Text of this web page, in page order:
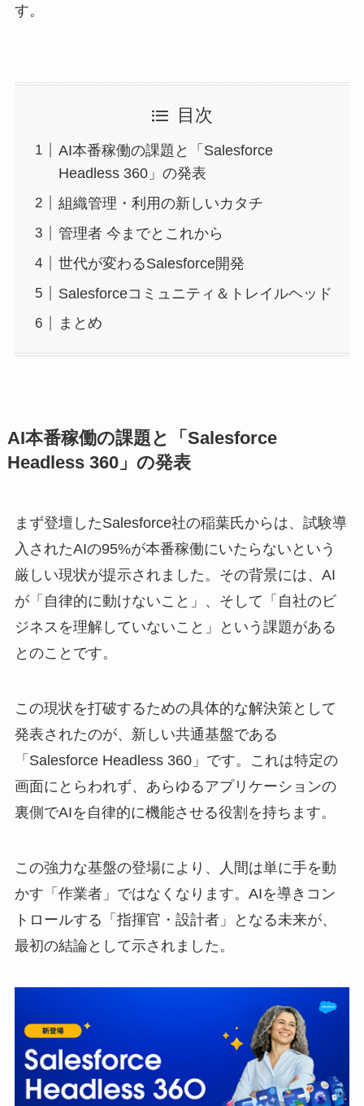
す。
目次
AI本番稼働の課題と「Salesforce
Headless 360」の発表
組織管理・利用の新しいカタチ
管理者 今までとこれから
世代が変わるSalesforce開発
Salesforceコミュニティ＆トレイルヘッド
まとめ
AI本番稼働の課題と「Salesforce
Headless 360」の発表
まず登壇したSalesforce社の稲葉氏からは、試験導
入されたAIの95%が本番稼働にいたらないという
厳しい現状が提示されました。その背景には、AI
が「自律的に動けないこと」、そして「自社のビ
ジネスを理解していないこと」という課題がある
とのことです。
この現状を打破するための具体的な解決策として
発表されたのが、新しい共通基盤である
「Salesforce Headless 360」です。これは特定の
画面にとらわれず、あらゆるアプリケーションの
裏側でAIを自律的に機能させる役割を持ちます。
この強力な基盤の登場により、人間は単に手を動
かす「作業者」ではなくなります。AIを導きコン
トロールする「指揮官・設計者」となる未来が、
最初の結論として示されました。